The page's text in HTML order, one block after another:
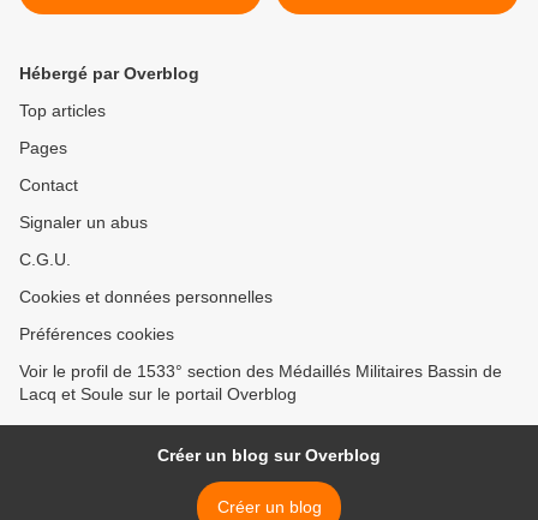
MEDAILLE D'OR POUR LE
GENERAL FRANCOIS LE
Hébergé par Overblog
Top articles
Pages
Contact
Signaler un abus
C.G.U.
Cookies et données personnelles
Préférences cookies
Voir le profil de 1533° section des Médaillés Militaires Bassin de
Lacq et Soule sur le portail Overblog
Créer un blog sur Overblog
Créer un blog